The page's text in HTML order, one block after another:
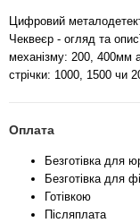
Цифровий
Чеквеєр - огляд та
механізму: 200, 400мм
стрічки: 1000, 1500 чи
Оплата
Безготівка для
Безготівка для
Готівкою
Післяплата